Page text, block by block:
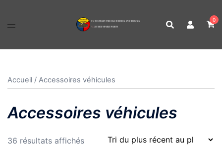
0
Accueil / Accessoires véhicules
Accessoires véhicules
36 résultats affichésTrié